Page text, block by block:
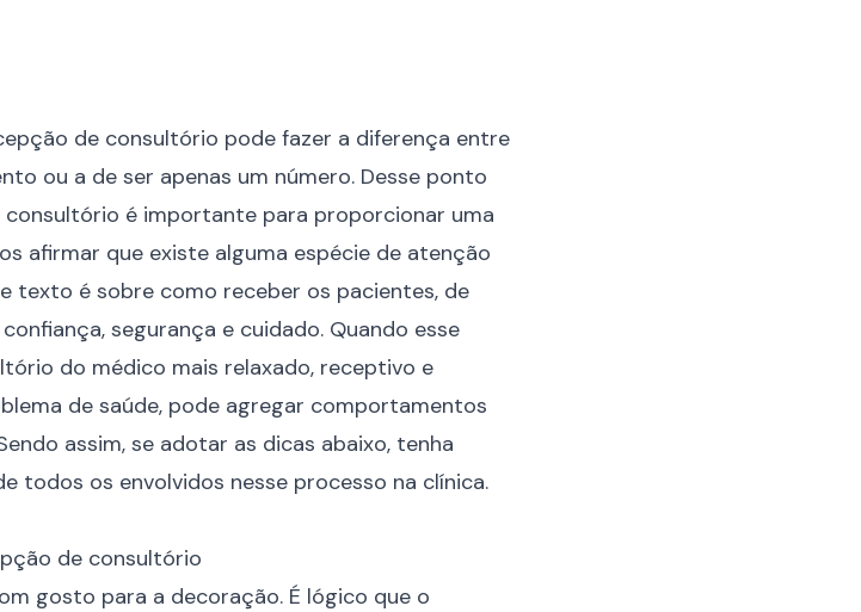
de consultório pode fazer a diferença entre
ou a de ser apenas um número. Desse ponto
consultório é importante para proporcionar uma
afirmar que existe alguma espécie de atenção
texto é sobre como receber os pacientes, de
segurança e cuidado. Quando esse
do médico mais relaxado, receptivo e
de saúde, pode agregar comportamentos
assim, se adotar as dicas abaixo, tenha
todos os envolvidos nesse processo na clínica.
de consultório
gosto para a decoração. É lógico que o